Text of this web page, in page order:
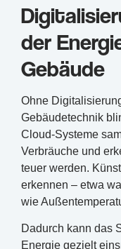
der
Gebäude
Ohne
Gebäudetechnik
Cloud-Systeme
Verbräuche und
teuer werden.
erkennen – etwa
wie
Dadurch kann das
Energie gezielt